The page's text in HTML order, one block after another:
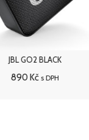
JBL GO2 BLACK
890 Kč s DPH